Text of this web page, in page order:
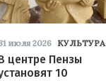
июля 2026 КУЛЬТУРА
центре Пензы
10